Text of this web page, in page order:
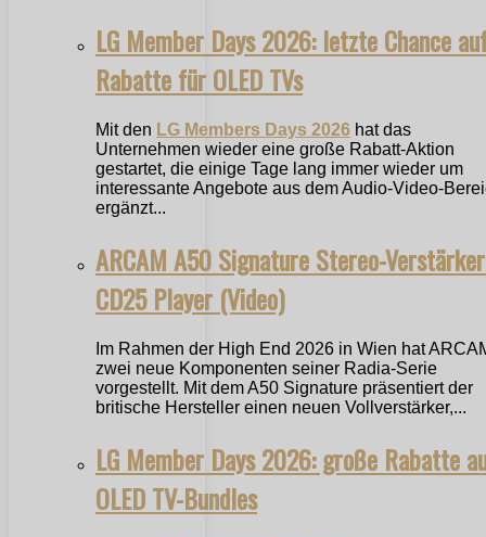
LG Member Days 2026: letzte Chance
Rabatte für OLED TVs
Mit den LG Members Days 2026 hat das
Unternehmen wieder eine große Rabatt-Aktion
gestartet, die einige Tage lang immer wieder um
interessante Angebote aus dem Audio-Video-
ergänzt...
ARCAM A50 Signature Stereo-
CD25 Player (Video)
Im Rahmen der High End 2026 in Wien hat
zwei neue Komponenten seiner Radia-Serie
vorgestellt. Mit dem A50 Signature präsentiert der
britische Hersteller einen neuen Vollverstärker,...
LG Member Days 2026: große Rabatte
OLED TV-Bundles